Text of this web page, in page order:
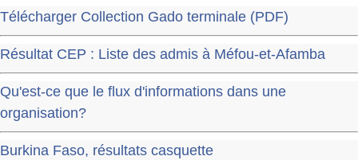
Télécharger Collection Gado terminale (PDF)
Résultat CEP : Liste des admis à Méfou-et-Afamba
Qu'est-ce que le flux d'informations dans une
organisation?
Burkina Faso, résultats casquette